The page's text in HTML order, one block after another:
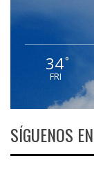
34°
FRI
SÍGUENOS